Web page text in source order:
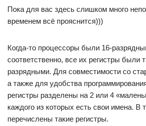
Пока для вас здесь слишком много
временем всё прояснится)))
Когда-то процессоры были 16-
соответственно, все их регистры были
разрядными. Для совместимости со
а также для удобства
регистры разделены на 2 или 4
каждого из которых есть свои имена. В
перечислены такие регистры.